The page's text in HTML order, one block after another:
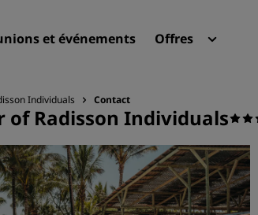
et événements Offres
Trouvez votre hôtel
Destinations
Resorts
Appartements hôteliers
Individuals Contact
of Radisson Individuals